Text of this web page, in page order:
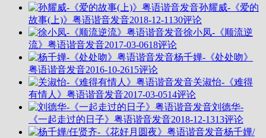
孙耀威-《爱的
故事(上)》粤语谐音发音2018-12-1130评论
徐小凤-《顺流逆
流》粤语谐音发音2017-03-0618评论
杨千嬅-《处处吻》
粤语谐音发音2016-10-2615评论
关淑怡-《难得
有情人》粤语谐音发音2017-03-0514评论
刘德华-
《一起走过的日子》粤语谐音发音2018-12-1313评论
杨千嬅/